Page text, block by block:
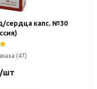
сердца капс. №30
(47)
/шт